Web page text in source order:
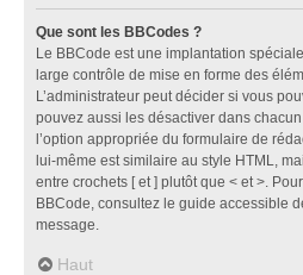
Que sont les BBCodes ?
Le BBCode est une implantation
large contrôle de mise en forme des
L’administrateur peut décider si vous
pouvez aussi les désactiver dans
l’option appropriée du formulaire de
lui-même est similaire au style HTML,
entre crochets [ et ] plutôt que < et >.
BBCode, consultez le guide accessible
message.
Haut